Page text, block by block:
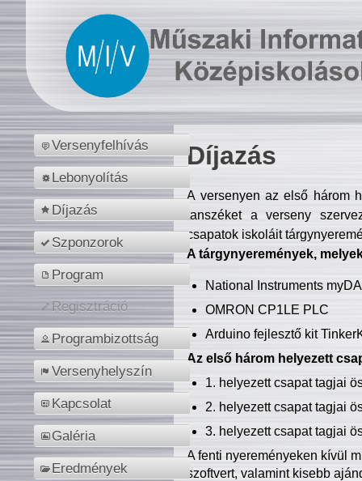
Versenyfelhívás
Lebonyolítás
Díjazás
Szponzorok
Program
Regisztráció
Programbizottság
Versenyhelyszín
Kapcsolat
Galéria
Eredmények
Díjazás
A versenyen az első három
tanszéket a verseny
csapatok iskoláit
A tárgynyeremények,
National Instruments
OMRON CP1LE PLC
Arduino fejlesztő kit
Az első három helyezett
1. helyezett csapat tagjai
2. helyezett csapat tagjai
3. helyezett csapat tagjai
A fenti nyereményeken kívül
szoftvert, valamint kisebb